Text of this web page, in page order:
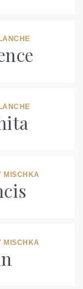
MISCHKA
MISCHKA